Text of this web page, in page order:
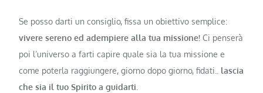
Se posso darti un consiglio, fissa un obiettivo semplice:
vivere sereno ed adempiere alla tua missione!Ci penserà
poi l’universo a farti capire quale sia la tua missione e
come poterla raggiungere, giorno dopo giorno, fidati.. lascia
che sia il tuo Spirito a guidarti.